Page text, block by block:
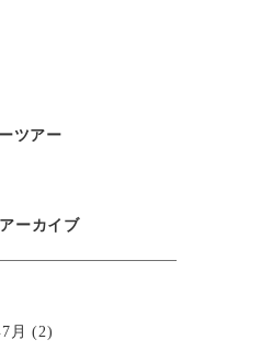
ツアー
アーカイブ
月
(2)